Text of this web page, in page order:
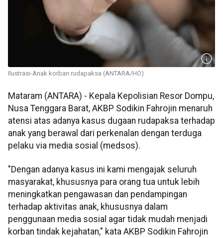
Ilustrasi-Anak korban rudapaksa (ANTARA/HO)
Mataram (ANTARA) - Kepala Kepolisian Resor Dompu,
Nusa Tenggara Barat, AKBP Sodikin Fahrojin menaruh
atensi atas adanya kasus dugaan rudapaksa terhadap
anak yang berawal dari perkenalan dengan terduga
pelaku via media sosial (medsos).
"Dengan adanya kasus ini kami mengajak seluruh
masyarakat, khususnya para orang tua untuk lebih
meningkatkan pengawasan dan pendampingan
terhadap aktivitas anak, khususnya dalam
penggunaan media sosial agar tidak mudah menjadi
korban tindak kejahatan," kata AKBP Sodikin Fahrojin